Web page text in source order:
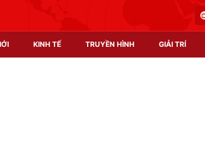
KINH TẾ TRUYỀN HÌNH GIẢI TRÍ